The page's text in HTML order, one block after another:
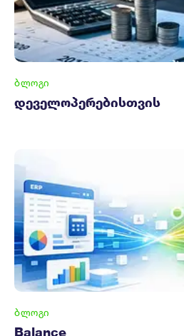
ᲑᲚᲝᲒᲘ
დეველოპერებისთვის
ᲑᲚᲝᲒᲘ
Balance